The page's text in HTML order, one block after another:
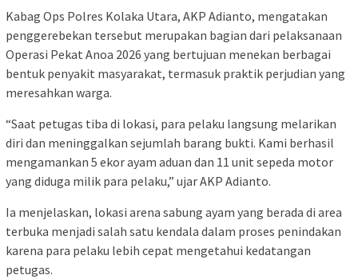
Kabag Ops Polres Kolaka Utara, AKP Adianto, mengatakan
penggerebekan tersebut merupakan bagian dari pelaksanaan
Operasi Pekat Anoa 2026 yang bertujuan menekan berbagai
bentuk penyakit masyarakat, termasuk praktik perjudian yang
meresahkan warga.
“Saat petugas tiba di lokasi, para pelaku langsung melarikan
diri dan meninggalkan sejumlah barang bukti. Kami berhasil
mengamankan 5 ekor ayam aduan dan 11 unit sepeda motor
yang diduga milik para pelaku,” ujar AKP Adianto.
Ia menjelaskan, lokasi arena sabung ayam yang berada di area
terbuka menjadi salah satu kendala dalam proses penindakan
karena para pelaku lebih cepat mengetahui kedatangan
petugas.